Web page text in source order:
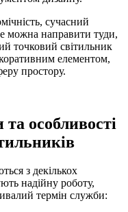
сучасний
можна направити туди,
точковий світильник
елементом,
простору.
особливості
з декількох
надійну роботу,
термін служби: